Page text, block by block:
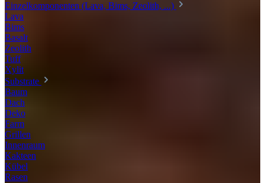
Einzelkomponenten (Lava, Bims, Zeolith, ...)
Lava
Bims
Basalt
Zeolith
Tuff
Xylit
Substrate
Baum
Dach
Deko
Farm
Grillen
Innenraum
Kakteen
Kübel
Rasen